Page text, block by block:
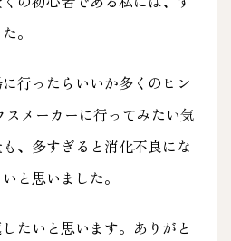
。
行ったらいいか多くのヒン
スメーカーに行ってみたい気
、多すぎると消化不良にな
と思いました。
たいと思います。ありがと